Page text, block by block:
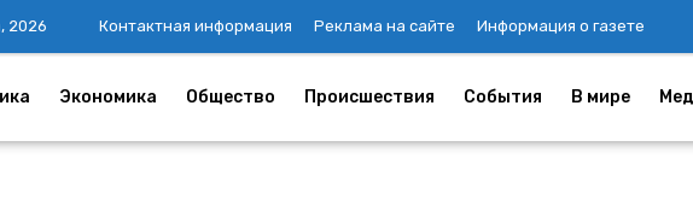
2026 Контактная информация Реклама на сайте Информация о газете
Экономика Общество Происшествия События В мире